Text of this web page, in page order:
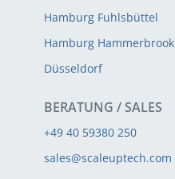
Hamburg Fuhlsbüttel
Hamburg Hammerbrook
Düsseldorf
BERATUNG / SALES
+49 40 59380 250
sales@scaleuptech.com